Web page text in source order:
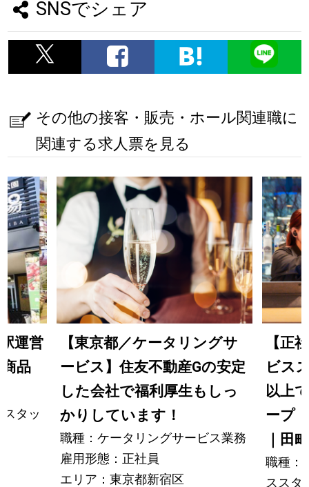
SNSでシェア
その他の接客・販売・ホール関連職に
関連する求人票を見る
運営
品
タッ
【東京都／ケータリングサ
ービス】住友不動産Gの安定
した会社で福利厚生もしっ
かりしています！
職種：ケータリングサービス業務
雇用形態：正社員
エリア：東京都新宿区
【正
ビス
以上
ープ
｜田
職種：
ススタ